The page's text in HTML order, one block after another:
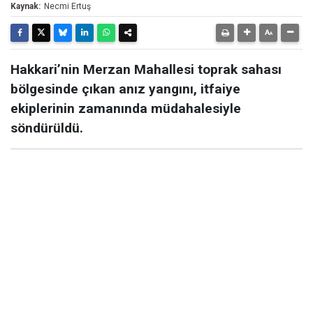
Kaynak: Necmi Ertuş
Hakkari’nin Merzan Mahallesi toprak sahası
bölgesinde çıkan anız yangını, itfaiye
ekiplerinin zamanında müdahalesiyle
söndürüldü.